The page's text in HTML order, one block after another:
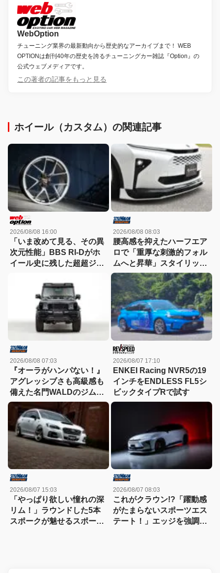
WebOption
チューニング業界の最新動向から歴史的なアーカイブまで！ WEB
OPTIONは創刊40年の歴史を誇るチューニングカー雑誌『Option』の
公式ウェブメディアです。
この著者の記事をもっと見る
ホイール（カスタム）の関連記事
2026/08/08 16:00
「いま改めて見る、その異
次元性能」BBS RI-Dがホ
イール史に残した超超ジュ
2026/08/08 08:03
腰高感を抑えたハーフエア
ロで「重厚な刺激的フォル
ムへと昇華」スタイリッシ
ュなエステートを構築
2026/08/08 07:03
『オーラがハンパない！』
アグレッシブさも高級感も
備えた名門WALDのジムニ
ーノマド用ボディキット
2026/08/07 17:10
ENKEI Racing NVR5の19
インチをENDLESS FL5シ
ビックタイプRで試す
2026/08/07 15:03
「やっぱり欲しい憧れの深
リム！」ラウンドした5本
スポークが魅せるスポーツ
2026/08/07 08:03
これがクラウン!?「躍動感
がたまらないスポーツエス
テート！」エッジを強調し